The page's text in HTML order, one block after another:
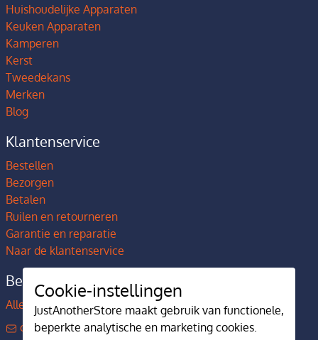
Huishoudelijke Apparaten
Keuken Apparaten
Kamperen
Kerst
Tweedekans
Merken
Blog
Klantenservice
Bestellen
Bezorgen
Betalen
Ruilen en retourneren
Garantie en reparatie
Naar de klantenservice
Bedrijfsgegevens
Alles over JustAnotherStore
contact@justanotherstore.nl
Cookie-instellingen
JustAnotherStore maakt gebruik van functionele,
beperkte analytische en marketing cookies.